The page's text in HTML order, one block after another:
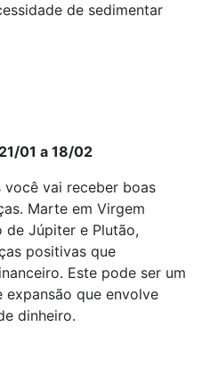
de sedimentar
01 a 18/02
vai receber boas
Marte em Virgem
de Júpiter e Plutão,
positivas que
Este pode ser um
que envolve
dinheiro.